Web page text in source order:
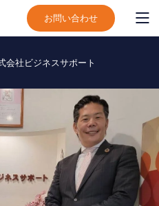
お問い合わせ
会社ビジネスサポート